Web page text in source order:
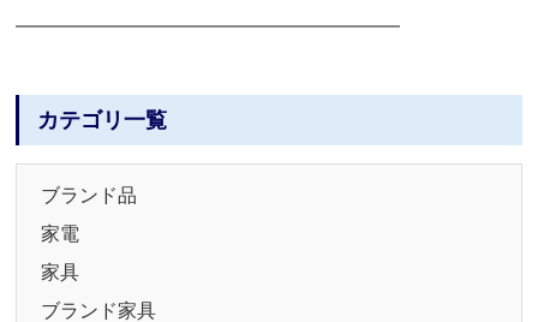
━━━━━━━━━━━━━━━━━━━━
カテゴリ一覧
ブランド品
家電
家具
ブランド家具